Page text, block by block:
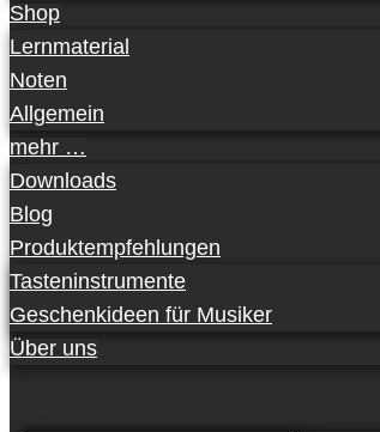
Shop
Lernmaterial
Noten
Allgemein
mehr …
Downloads
Blog
Produktempfehlungen
Tasteninstrumente
Geschenkideen für Musiker
Über uns